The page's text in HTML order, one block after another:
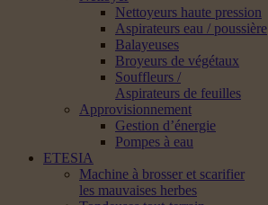
Nettoyeurs haute pression
Aspirateurs eau / poussière
Balayeuses
Broyeurs de végétaux
Souffleurs /
Aspirateurs de feuilles
Approvisionnement
Gestion d’énergie
Pompes à eau
ETESIA
Machine à brosser et scarifier
les mauvaises herbes